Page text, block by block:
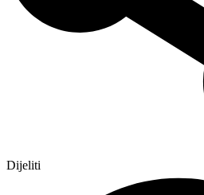
Dijeliti